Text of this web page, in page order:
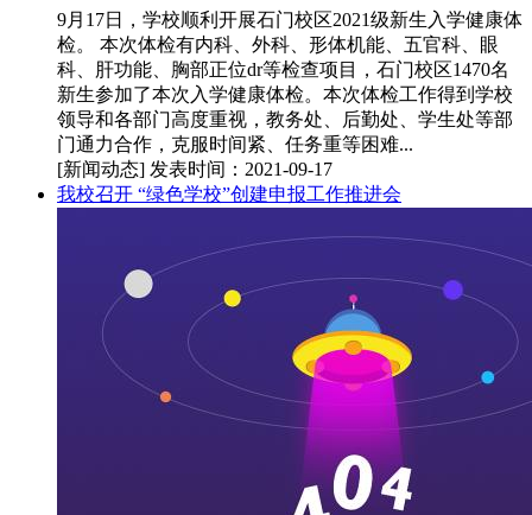
9月17日，学校顺利开展石门校区2021级新生入学健康体
检。 本次体检有内科、外科、形体机能、五官科、眼
科、肝功能、胸部正位dr等检查项目，石门校区1470名
新生参加了本次入学健康体检。本次体检工作得到学校
领导和各部门高度重视，教务处、后勤处、学生处等部
门通力合作，克服时间紧、任务重等困难...
[新闻动态] 发表时间：2021-09-17
我校召开 “绿色学校”创建申报工作推进会